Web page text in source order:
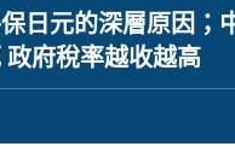
日元的深層原因；
政府稅率越收越高